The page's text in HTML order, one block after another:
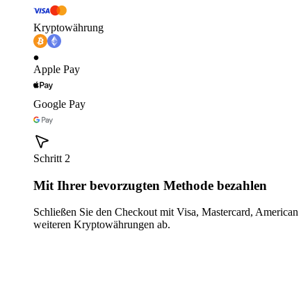
Kryptowährung
Apple Pay
Google Pay
Schritt 2
Mit Ihrer bevorzugten Methode bezahlen
Schließen Sie den Checkout mit Visa, Mastercard,
weiteren Kryptowährungen ab.